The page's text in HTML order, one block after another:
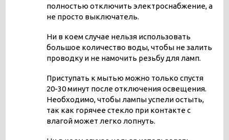
полностью отключить электроснабжение, а
не просто выключатель.
Ни в коем случае нельзя использовать
большое количество воды, чтобы не залить
проводку и не намочить резьбу для ламп.
Приступать к мытью можно только спустя
20-30 минут после отключения освещения.
Необходимо, чтобы лампы успели остыть,
так как горячее стекло при контакте с
влагой может легко лопнуть.